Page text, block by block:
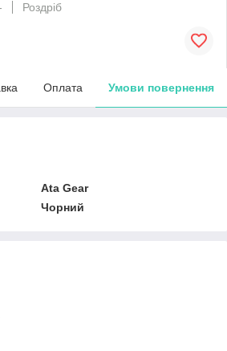
Роздріб
Оплата Умови повернення
Ata Gear
Чорний